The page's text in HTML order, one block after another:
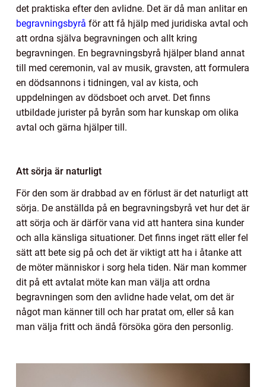
det praktiska efter den avlidne. Det är då man anlitar en
begravningsbyrå för att få hjälp med juridiska avtal och
att ordna själva begravningen och allt kring
begravningen. En begravningsbyrå hjälper bland annat
till med ceremonin, val av musik, gravsten, att formulera
en dödsannons i tidningen, val av kista, och
uppdelningen av dödsboet och arvet. Det finns
utbildade jurister på byrån som har kunskap om olika
avtal och gärna hjälper till.
Att sörja är naturligt
För den som är drabbad av en förlust är det naturligt att
sörja. De anställda på en begravningsbyrå vet hur det är
att sörja och är därför vana vid att hantera sina kunder
och alla känsliga situationer. Det finns inget rätt eller fel
sätt att bete sig på och det är viktigt att ha i åtanke att
de möter människor i sorg hela tiden. När man kommer
dit på ett avtalat möte kan man välja att ordna
begravningen som den avlidne hade velat, om det är
något man känner till och har pratat om, eller så kan
man välja fritt och ändå försöka göra den personlig.